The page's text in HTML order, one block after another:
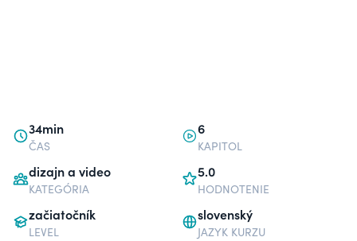
34min
ČAS
6
KAPITOL
dizajn a video
KATEGÓRIA
5.0
HODNOTENIE
začiatočník
LEVEL
slovenský
JAZYK KURZU